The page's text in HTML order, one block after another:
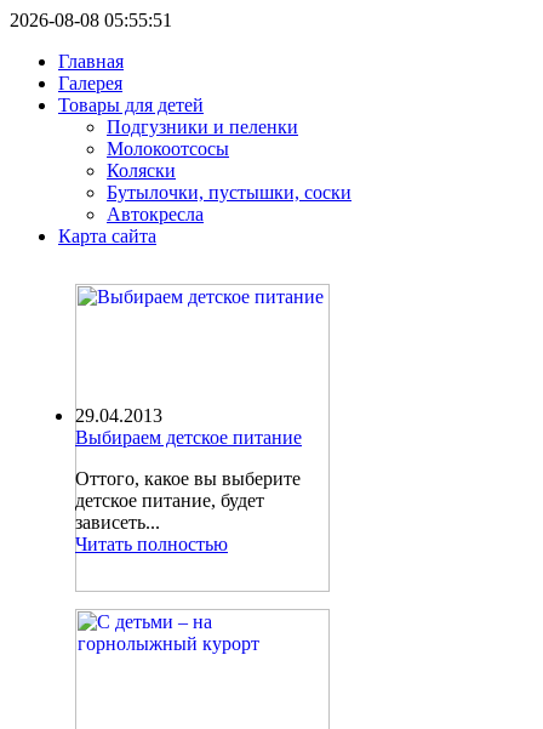
2026-08-08 05:55:51
Главная
Галерея
Товары для детей
Подгузники и пеленки
Молокоотсосы
Коляски
Бутылочки, пустышки, соски
Автокресла
Карта сайта
29.04.2013
Выбираем детское питание
Оттого, какое вы выберите
детское питание, будет
зависеть...
Читать полностью